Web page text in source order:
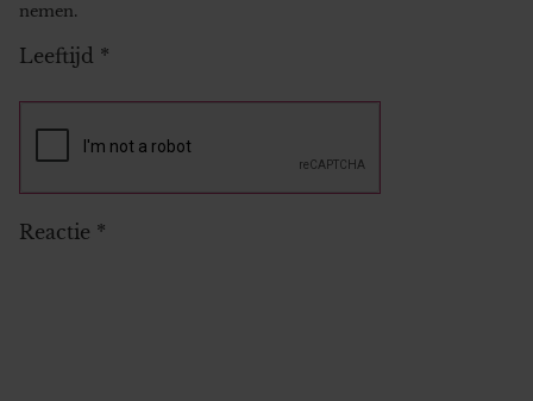
nemen.
Leeftijd *
Reactie *